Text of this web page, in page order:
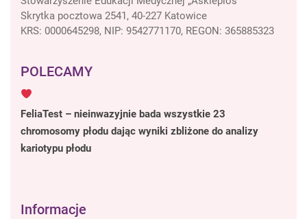
Skrytka pocztowa 2541, 40-227 Katowice
KRS: 0000645298, NIP: 9542771170, REGON: 365885323
POLECAMY
FeliaTest – nieinwazyjnie bada wszystkie 23
chromosomy płodu dając wyniki zbliżone do analizy
kariotypu płodu
Informacje